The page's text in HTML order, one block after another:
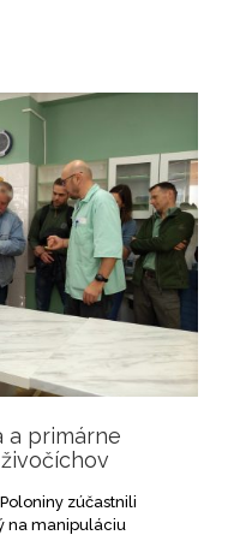
a primárne
zúčastnili
na manipuláciu